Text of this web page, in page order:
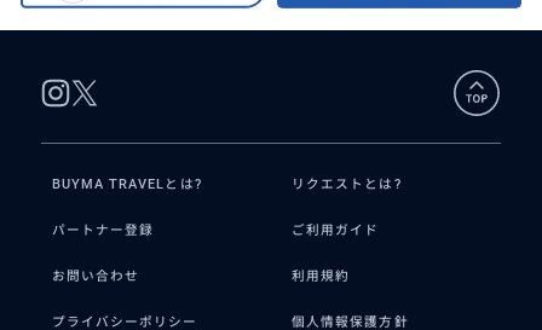
BUYMA TRAVELとは? リクエストとは?
パートナー登録 ご利用ガイド
お問い合わせ 利用規約
プライバシーポリシー 個人情報保護方針